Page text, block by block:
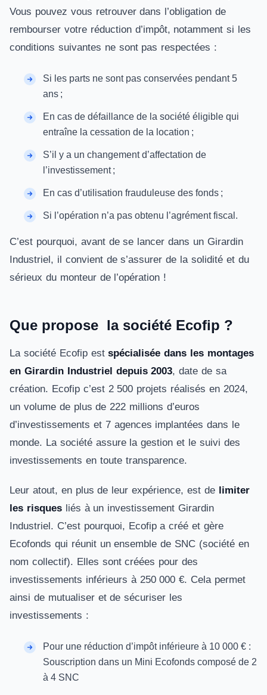
Vous pouvez vous retrouver dans l’obligation de
rembourser votre réduction d’impôt, notamment si les
conditions suivantes ne sont pas respectées :
Si les parts ne sont pas conservées pendant 5
ans ;
En cas de défaillance de la société éligible qui
entraîne la cessation de la location ;
S’il y a un changement d’affectation de
l’investissement ;
En cas d’utilisation frauduleuse des fonds ;
Si l’opération n’a pas obtenu l’agrément fiscal.
C’est pourquoi, avant de se lancer dans un Girardin
Industriel, il convient de s’assurer de la solidité et du
sérieux du monteur de l’opération !
Que propose la société Ecofip ?
La société Ecofip estspécialisée dans les montages
en Girardin Industriel depuis 2003, date de sa
création. Ecofip c’est 2 500 projets réalisés en 2024,
un volume de plus de 222 millions d’euros
d’investissements et 7 agences implantées dans le
monde. La société assure la gestion et le suivi des
investissements en toute transparence.
Leur atout, en plus de leur expérience, est de limiter
les risquesliés à un investissement Girardin
Industriel. C’est pourquoi, Ecofip a créé et gère
Ecofonds qui réunit un ensemble de SNC (société en
nom collectif). Elles sont créées pour des
investissements inférieurs à 250 000 €. Cela permet
ainsi de mutualiser et de sécuriser les
investissements :
Pour une réduction d’impôt inférieure à 10 000 € :
Souscription dans un Mini Ecofonds composé de 2
à 4 SNC